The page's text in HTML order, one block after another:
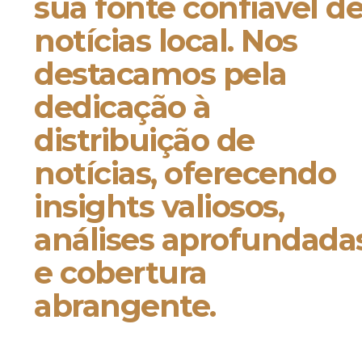
sua fonte confiável
notícias local. Nos
destacamos pela
dedicação à
distribuição de
notícias, oferecendo
insights valiosos,
análises
e cobertura
abrangente.